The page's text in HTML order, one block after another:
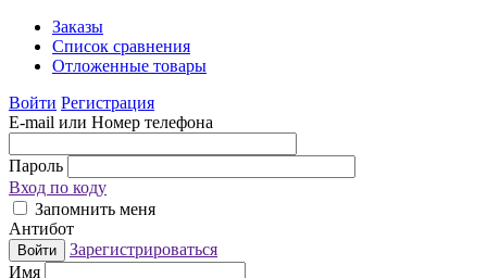
Заказы
Список сравнения
Отложенные товары
Войти Регистрация
E-mail или Номер телефона
Пароль
Вход по коду
Запомнить меня
Антибот
Войти
Зарегистрироваться
Имя